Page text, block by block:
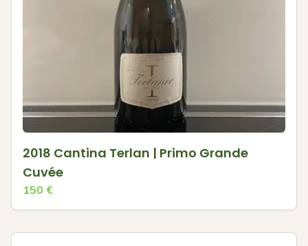
2018 Cantina Terlan | Primo Grande
Cuvée
150 €